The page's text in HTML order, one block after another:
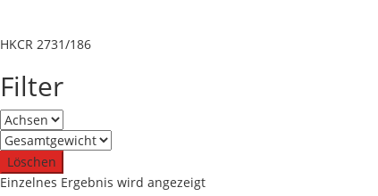
HKCR 2731/186
Filter
Löschen
Einzelnes Ergebnis wird angezeigt